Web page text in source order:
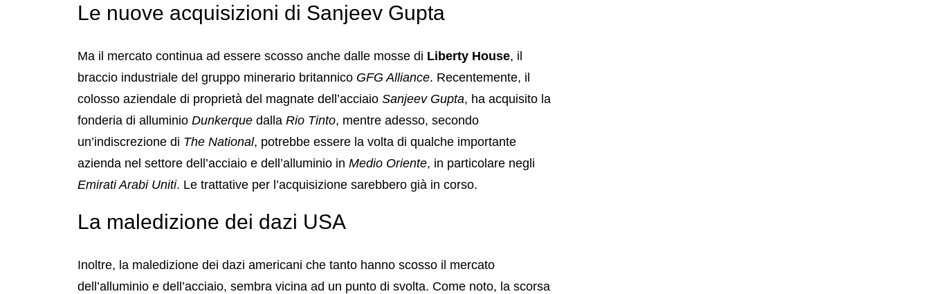
Le nuove acquisizioni di Sanjeev Gupta
Ma il mercato continua ad essere scosso anche dalle mosse di Liberty House, il
braccio industriale del gruppo minerario britannico GFG Alliance. Recentemente, il
colosso aziendale di proprietà del magnate dell’acciaio Sanjeev Gupta, ha acquisito la
fonderia di alluminio Dunkerque dalla Rio Tinto, mentre adesso, secondo
un’indiscrezione di The National, potrebbe essere la volta di qualche importante
azienda nel settore dell’acciaio e dell’alluminio in Medio Oriente, in particolare negli
Emirati Arabi Uniti. Le trattative per l’acquisizione sarebbero già in corso.
La maledizione dei dazi USA
Inoltre, la maledizione dei dazi americani che tanto hanno scosso il mercato
dell’alluminio e dell’acciaio, sembra vicina ad un punto di svolta. Come noto, la scorsa